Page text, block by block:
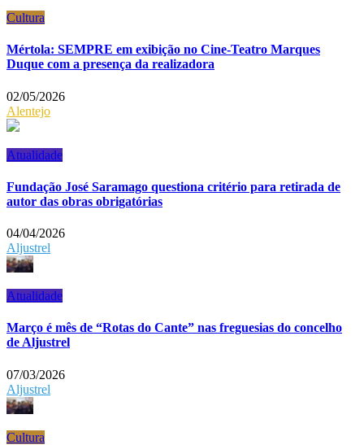
Cultura
Mértola: SEMPRE em exibição no Cine-Teatro Marques
Duque com a presença da realizadora
02/05/2026
Alentejo
Atualidade
Fundação José Saramago questiona critério para retirada de
autor das obras obrigatórias
04/04/2026
Aljustrel
Atualidade
Março é mês de “Rotas do Cante” nas freguesias do concelho
de Aljustrel
07/03/2026
Aljustrel
Cultura